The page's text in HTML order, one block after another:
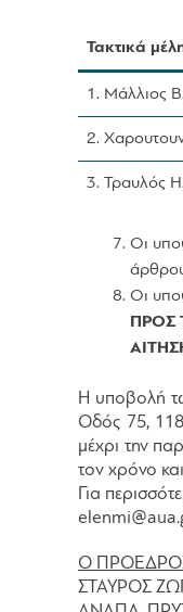
Τακτικά
1. Μάλλιος
2.
3. Τραυλός
Οι
Οι
ΠΡΟΣ
Η υποβολή
Οδός 75,
μέχρι την
τον χρόνο
Για
Ο
ΣΤΑΥΡΟΣ